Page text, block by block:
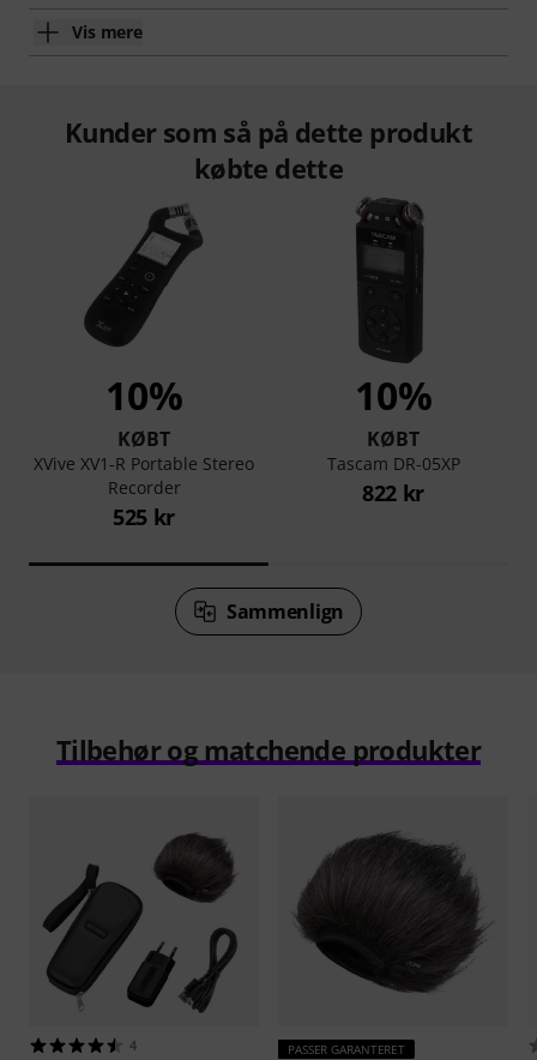
Vis mere
Kunder som så på dette produkt
købte dette
10%
KØBT
XVive XV1-R Portable Stereo
Recorder
525 kr
10%
KØBT
Tascam DR-05XP
822 kr
Sammenlign
Tilbehør og matchende produkter
4 PASSER GARANTERET